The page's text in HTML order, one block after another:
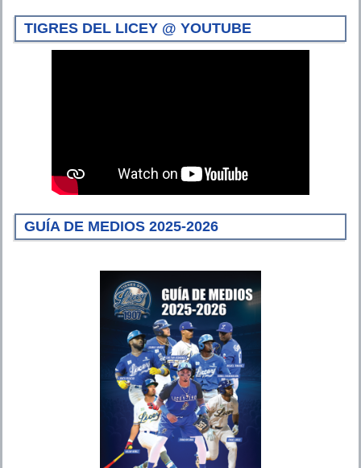
TIGRES DEL LICEY @ YOUTUBE
GUÍA DE MEDIOS 2025-2026